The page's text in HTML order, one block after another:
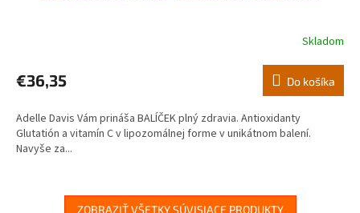
Skladom
€36,35 Do košíka
Adelle Davis Vám prináša BALÍČEK plný zdravia. Antioxidanty
Glutatión a vitamín C v lipozomálnej forme v unikátnom balení.
Navyše za...
ZOBRAZIŤ VŠETKY SÚVISIACE PRODUKTY